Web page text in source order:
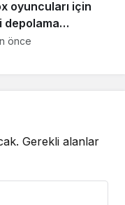
oyuncuları için
depolama
SanDisk
önce
Gerekli alanlar